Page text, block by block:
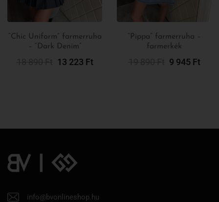
Opciók
Választása
Uniform” farmerruha
– “Dark Denim”
13 223Ft
Opciók
Választása
“Pippa” farmerruha –
farmerkék
Ft
info@bvonlineshop.hu